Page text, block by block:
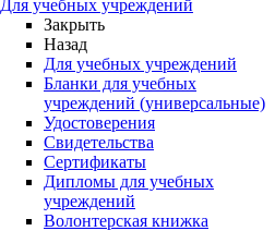
Для учебных учреждений
Закрыть
Назад
Для учебных учреждений
Бланки для учебных
учреждений (универсальные)
Удостоверения
Свидетельства
Сертификаты
Дипломы для учебных
учреждений
Волонтерская книжка